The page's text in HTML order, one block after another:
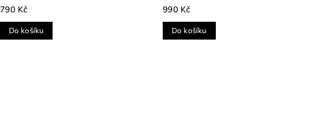
790 Kč
Do košíku
990 Kč
Do košíku